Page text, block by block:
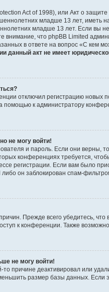
Act of 1998), или Акт о
младше 13 лет, иметь
младше 13 лет. Если вы
внимание, что phpBB Limited
в ответе на вопрос «С кем
данный акт не имеет
отключил регистрацию новых
помощью к администратору
не могу войти!
и пароль. Если они верны,
конференциях требуется,
регистрации. Если вам было
он заблокирован спам-
Прежде всего убедитесь,
к конференции. Также
не могу войти!
причине деактивировал или
размер базы данных. Если